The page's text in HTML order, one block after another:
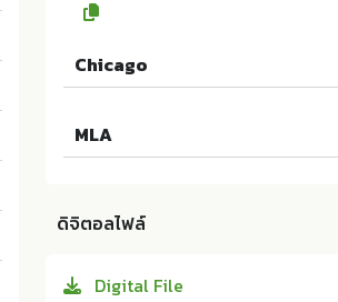
Chicago
สริมผงไข่ผำต่อคุณภาพของผลิตภั
แกง". Journal Of Agricultural
are-mju.2026.34
MLA
กง. สำนักวิจัยและส่งเสริมวิชาการกา
mju.2026.34
ดิจิตอลไฟล์
Digital File